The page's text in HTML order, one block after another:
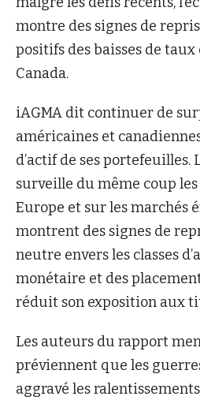
montre des signes de
positifs des baisses de
Canada.
iAGMA dit continuer de
américaines et
d’actif de ses portefeuilles.
surveille du même coup
Europe et sur les marchés
montrent des signes de
neutre envers les classes
monétaire et des
réduit son exposition aux
Les auteurs du rapport
préviennent que les
aggravé les